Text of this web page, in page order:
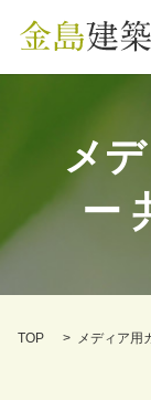
メ
ー
TOP メディア用